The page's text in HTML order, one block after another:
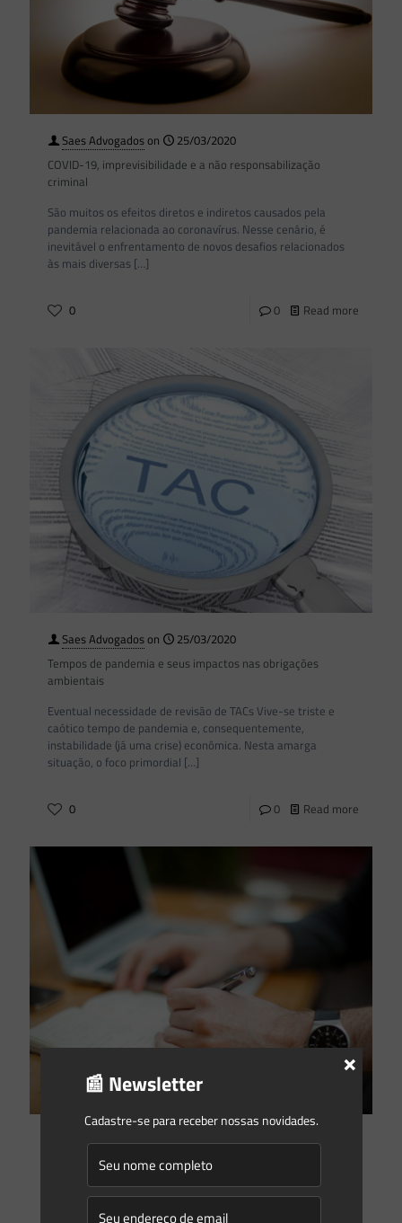
Saes Advogadoson
25/03/2020
COVID-19, imprevisibilidade e a não responsabilização
criminal
São muitos os efeitos diretos e indiretos causados pela
pandemia relacionada ao coronavírus. Nesse cenário, é
inevitável o enfrentamento de novos desafios relacionados
às mais diversas […]
0 0 Read more
Saes Advogadoson
25/03/2020
Tempos de pandemia e seus impactos nas obrigações
ambientais
Eventual necessidade de revisão de TACs Vive-se triste e
caótico tempo de pandemia e, consequentemente,
instabilidade (já uma crise) econômica. Nesta amarga
situação, o foco primordial […]
0 0 Read more
Gleyse Gulinon
25/03/2020
Condicionantes Ambientais: Saiba o que fazer em época de
pandemia.
Não há dúvidas de que os impactos econômicos da
📰 Newsletter
Cadastre-se para receber nossas novidades.
×